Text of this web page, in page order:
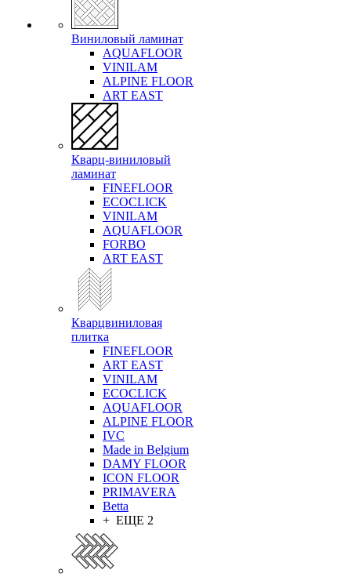
Виниловый ламинат
AQUAFLOOR
VINILAM
ALPINE FLOOR
ART EAST
Кварц-виниловый
ламинат
FINEFLOOR
ECOCLICK
VINILAM
AQUAFLOOR
FORBO
ART EAST
Кварцвиниловая
плитка
FINEFLOOR
ART EAST
VINILAM
ECOCLICK
AQUAFLOOR
ALPINE FLOOR
IVC
Made in Belgium
DAMY FLOOR
ICON FLOOR
PRIMAVERA
Betta
+ ЕЩЕ 2